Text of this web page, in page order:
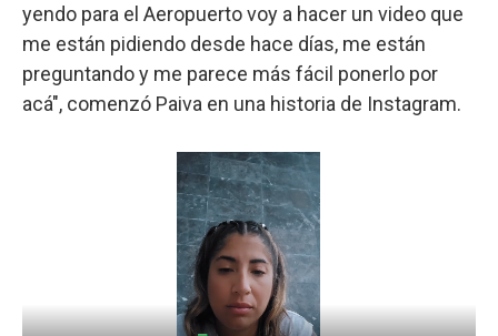
yendo para el Aeropuerto voy a hacer un video que
me están pidiendo desde hace días, me están
preguntando y me parece más fácil ponerlo por
acá", comenzó Paiva en una historia de Instagram.